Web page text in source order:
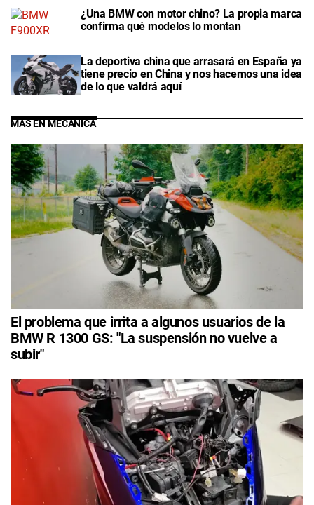
¿Una BMW con motor chino? La propia marca
confirma qué modelos lo montan
La deportiva china que arrasará en España ya
tiene precio en China y nos hacemos una idea
de lo que valdrá aquí
MÁS EN MECÁNICA
El problema que irrita a algunos usuarios de la
BMW R 1300 GS: "La suspensión no vuelve a
subir"